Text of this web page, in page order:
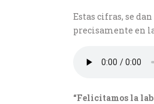
Estas cifras, se
precisamente en
“Felicitamos la